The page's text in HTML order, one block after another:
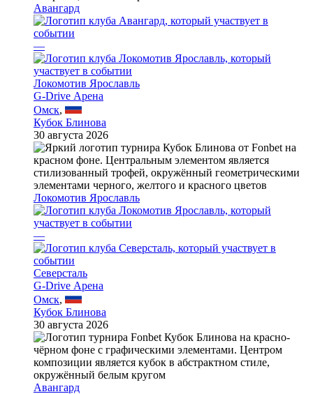
Авангард
—
Локомотив Ярославль
G-Drive Арена
Омск,
Кубок Блинова
30 августа 2026
Локомотив Ярославль
—
Северсталь
G-Drive Арена
Омск,
Кубок Блинова
30 августа 2026
Авангард